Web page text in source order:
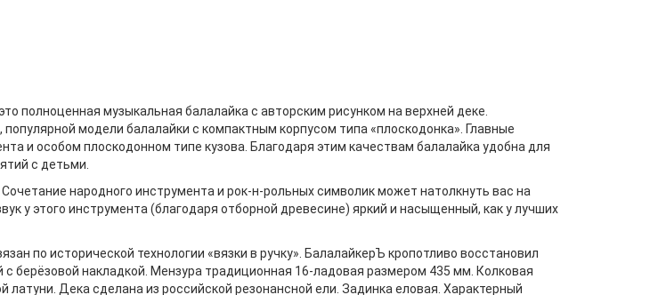
полноценная музыкальная балалайка с авторским рисунком на верхней деке.
модели балалайки с компактным корпусом типа «плоскодонка». Главные
и особом плоскодонном типе кузова. Благодаря этим качествам балалайка удобна для
с детьми.
народного инструмента и рок-н-рольных символик может натолкнуть вас на
у этого инструмента (благодаря отборной древесине) яркий и насыщенный, как у лучших
по исторической технологии «вязки в ручку». БалалайкерЪ кропотливо восстановил
берёзовой накладкой. Мензура традиционная 16-ладовая размером 435 мм. Колковая
Дека сделана из российской резонансной ели. Задинка еловая. Характерный